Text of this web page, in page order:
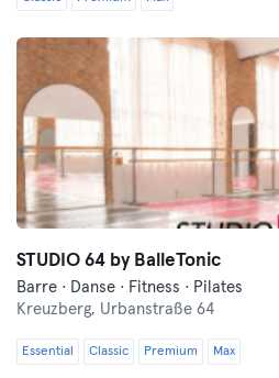
STUDIO 64 by BalleTonic
Barre · Danse · Fitness · Pilates
Kreuzberg, Urbanstraße 64
Essential Classic Premium Max